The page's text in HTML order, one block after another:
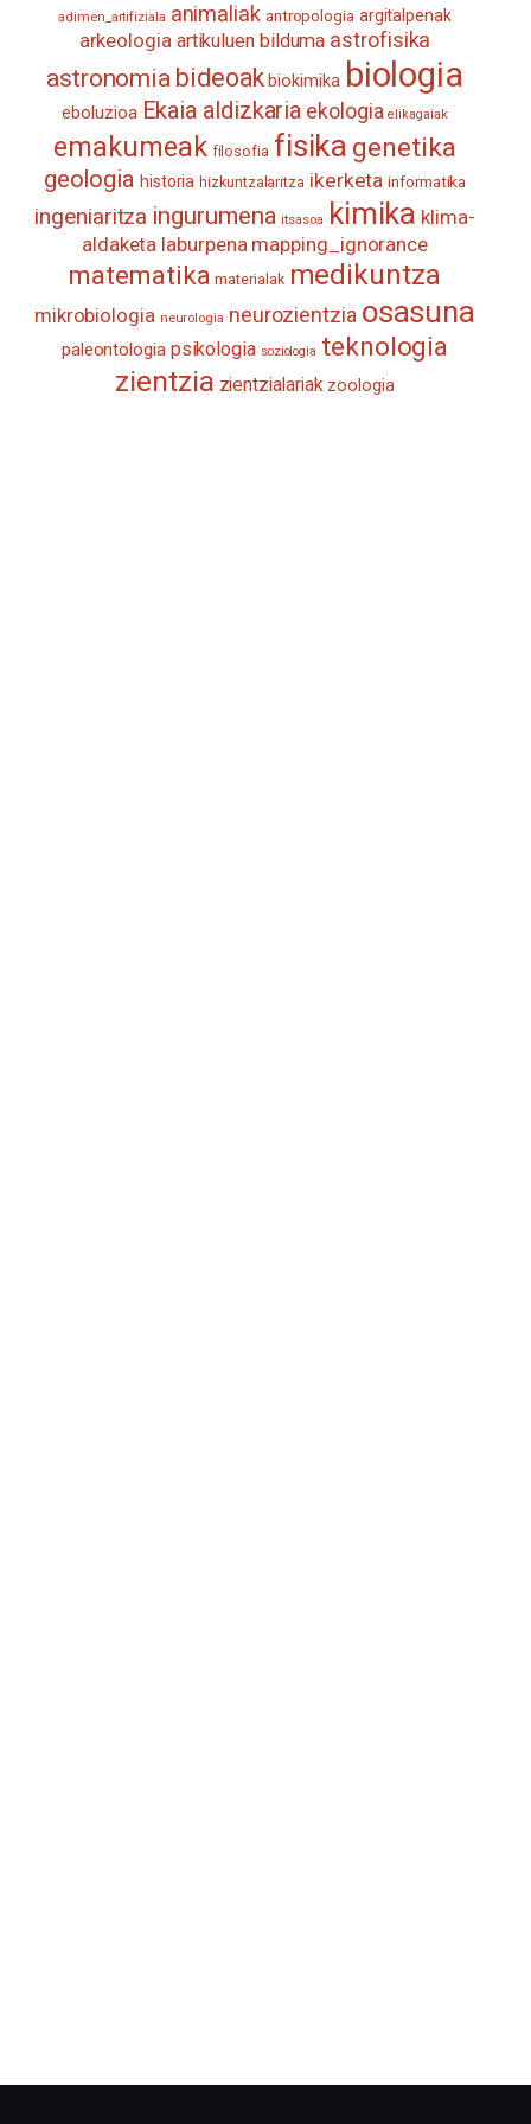
adimen_artifiziala animaliak antropologia argitalpenak
arkeologia artikuluen bilduma astrofisika
astronomia bideoak biokimika biologia
eboluzioa Ekaia aldizkaria ekologia elikagaiak
emakumeak filosofia fisika genetika
geologia historia hizkuntzalaritza ikerketa informatika
ingeniaritza ingurumena itsasoa kimika klima-
aldaketa laburpena mapping_ignorance
matematika materialak medikuntza
mikrobiologia neurologia neurozientzia osasuna
paleontologia psikologia soziologia teknologia
zientzia zientzialariak zoologia